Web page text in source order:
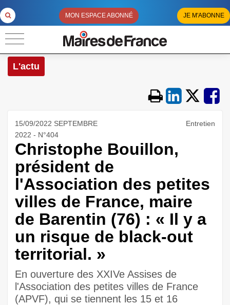
MON ESPACE ABONNÉ JE M'ABONNE
L'actu
15/09/2022 SEPTEMBRE
2022 - N°404
Entretien
Christophe Bouillon,
président de
l'Association des petites
villes de France, maire
de Barentin (76) : « Il y a
un risque de black-out
territorial. »
En ouverture des XXIVe Assises de
l'Association des petites villes de France
(APVF), qui se tiennent les 15 et 16